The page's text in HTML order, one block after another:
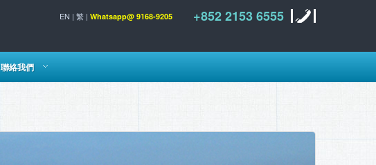
+852 2153 6555
EN | 繁 | Whatsapp@ 9168-9205
聯絡我們